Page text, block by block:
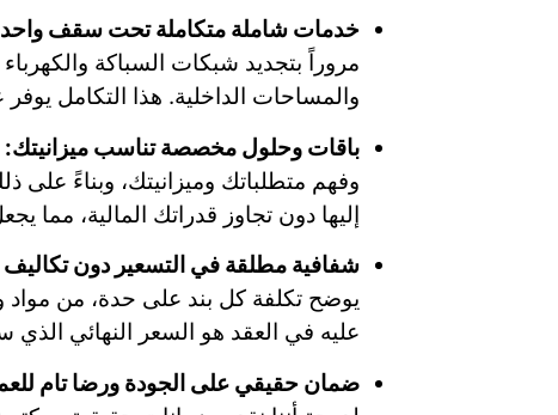
خدمات شاملة متكاملة تحت سقف
مروراً بتجديد شبكات السباكة
والمساحات الداخلية. هذا التكامل
باقات وحلول مخصصة تناسب ميزانيتك:
وفهم متطلباتك وميزانيتك، وبناءً على
إليها دون تجاوز قدراتك المالية، مما
شفافية مطلقة في التسعير دون
يوضح تكلفة كل بند على حدة، من مواد
عليه في العقد هو السعر النهائي الذي
ضمان حقيقي على الجودة ورضا تام